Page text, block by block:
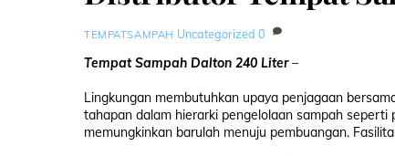
TEMPATSAMPAH Uncategorized 0
Tempat Sampah Dalton 240 Liter–
Lingkungan membutuhkan upaya penjagaan
tahapan dalam hierarki pengelolaan sampah seperti
memungkinkan barulah menuju pembuangan.